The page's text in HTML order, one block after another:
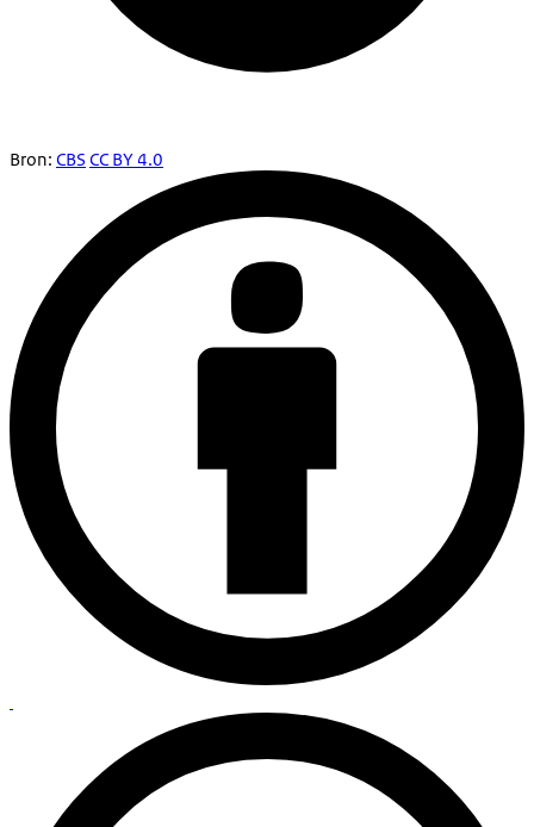
Bron: CBS CC BY 4.0